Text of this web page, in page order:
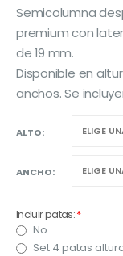
Semicolumna
premium con
de 19 mm.
Disponible en
anchos. Se
ALTO
ANCHO
Incluir patas:*
No
Set 4 patas